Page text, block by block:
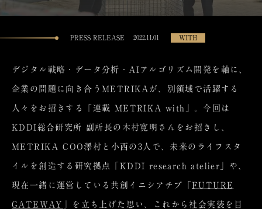
PRESS RELEASE 2022.11.01 WITH
デジタル戦略・データ分析・AIアルゴリズム開発を軸に、
企業の問題に向き合うMETRIKAが、別領域で活躍する
人々をお招きする「連載 METRIKA with」。今回は
KDDI総合研究所 副所長の木村寛明さんをお招きし、
METRIKA COO澤村と小西の3人で、未来のライフスタ
イルを創造する研究拠点「KDDI research atelier」や、
現在一緒に運営している共創イニシアチブ「 FUTURE
GATEWAY 」を立ち上げた思い、これから社会実装を目